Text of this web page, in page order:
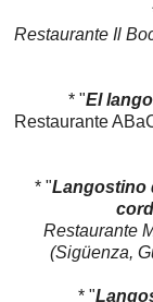
Restaurante Il
* "El
Restaurante
* "Langostino
Restaurante
(Sigüenza,
* "